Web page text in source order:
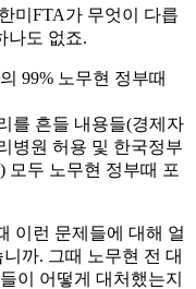
미FTA가 무엇이 다릅
나도 없죠.
99% 노무현 정부때
를 흔들 내용들(경제자
병원 허용 및 한국정부
모두 노무현 정부때 포
이런 문제들에 대해 얼
까. 그때 노무현 전 대
이 어떻게 대처했는지